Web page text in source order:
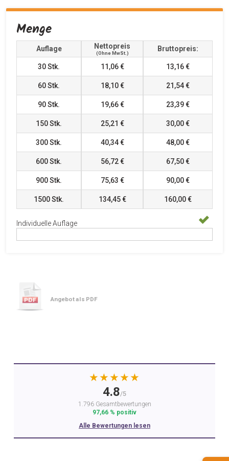
Menge
Auflage Nettopreis
(ohne MwSt.)
Bruttopreis:
30Stk. 11,06 € 13,16 €
60Stk. 18,10 € 21,54 €
90Stk. 19,66 € 23,39 €
150Stk. 25,21 € 30,00 €
300Stk. 40,34 € 48,00 €
600Stk. 56,72 € 67,50 €
900Stk. 75,63 € 90,00 €
1500Stk. 134,45 € 160,00 €
Individuelle Auflage
Angebot als PDF
★★★★★
4.8/5
1.796 Gesamtbewertungen
97,66 % positiv
Alle Bewertungen lesen